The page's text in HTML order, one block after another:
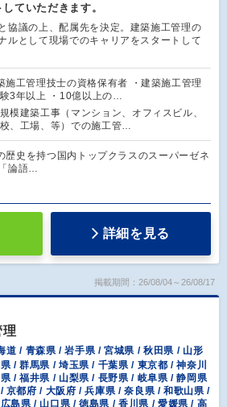
ていただきます。
協議の上、配属先を決定。建築施工管理の
ルとして現場でのキャリアをスタートして
施工管理技士の資格保有者 ・建築施工管理
3年以上 ・10億以上の…
模建築工事（マンション、オフィスビル、
、工場、等）での施工管…
歴史を持つ国内トップクラスのスーパーゼネ
論語…
詳細を見る
掲載期間：26/08/04～26/08/17
理
道 / 青森県 / 岩手県 / 宮城県 / 秋田県 / 山形
/ 群馬県 / 埼玉県 / 千葉県 / 東京都 / 神奈川
/ 福井県 / 山梨県 / 長野県 / 岐阜県 / 静岡県
京都府 / 大阪府 / 兵庫県 / 奈良県 / 和歌山県 /
島県 / 山口県 / 徳島県 / 香川県 / 愛媛県 / 高